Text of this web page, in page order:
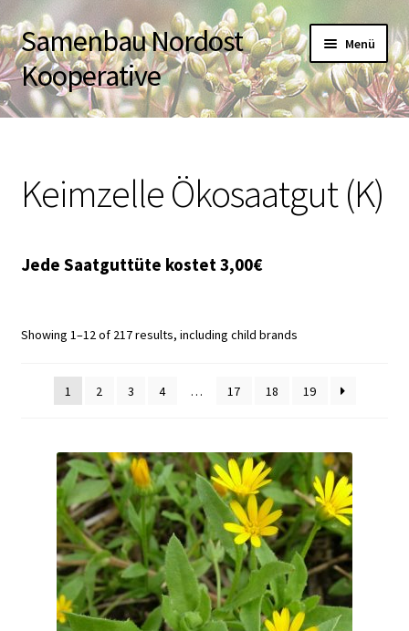
Zur
Navigation
springen
Zum
Inhalt
springen
Samenbau Nordost
Kooperative
Menü
Über uns
öffnen
Shop
Kontakt
Keimzelle Ökosaatgut (K)
Showing 1–12 of 217 results, including child brands
1 2 3 4 … 17 18 19